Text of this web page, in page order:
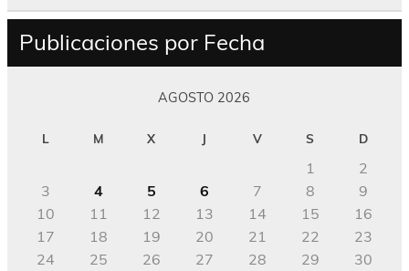
Publicaciones por Fecha
AGOSTO 2026
L M X J V S D
1
2
3
4 5 6 7 8
9
10
11 12 13 14 15
16
17
18 19 20 21 22
23
24
25 26 27 28 29
30